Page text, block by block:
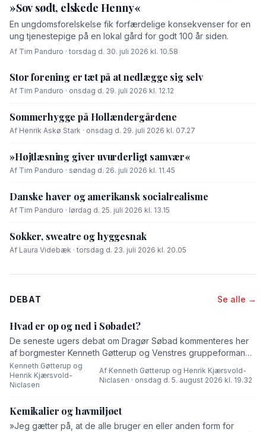
»Sov sødt, elskede Henny«
En ungdomsforelskelse fik forfærdelige konsekvenser for en
ung tjenestepige på en lokal gård for godt 100 år siden.
Af Tim Panduro · torsdag d. 30. juli 2026 kl. 10.58
Stor forening er tæt på at nedlægge sig selv
Af Tim Panduro · onsdag d. 29. juli 2026 kl. 12.12
Sommerhygge på Hollændergårdene
Af Henrik Askø Stark · onsdag d. 29. juli 2026 kl. 07.27
»Højtlæsning giver uvurderligt samvær«
Af Tim Panduro · søndag d. 26. juli 2026 kl. 11.45
Danske haver og amerikansk socialrealisme
Af Tim Panduro · lørdag d. 25. juli 2026 kl. 13.15
Sokker, sweatre og hyggesnak
Af Laura Videbæk · torsdag d. 23. juli 2026 kl. 20.05
DEBAT Se alle →
Hvad er op og ned i Søbadet?
De seneste ugers debat om Dragør Søbad kommenteres her
af borgmester Kenneth Gøtterup og Venstres gruppeformand
Henrik Kjærsvold-Niclasen.
Kenneth Gøtterup og
Henrik Kjærsvold-
Niclasen
·
Af Kenneth Gøtterup og Henrik Kjærsvold-
Niclasen · onsdag d. 5. august 2026 kl. 19.32
Kemikalier og havmiljøet
»Jeg gætter på, at de alle bruger en eller anden form for